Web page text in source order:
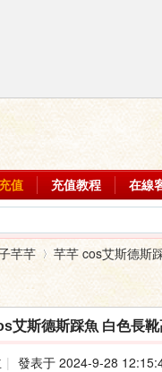
值 充值教程 在線
芊芊
›
芊芊 cos艾斯德斯
艾斯德斯踩魚 白色長
| 發表于 2024-9-28